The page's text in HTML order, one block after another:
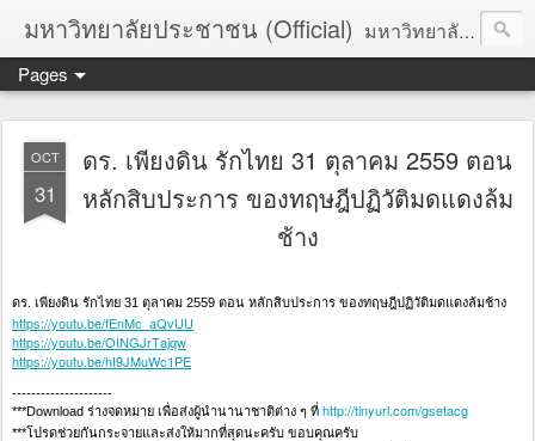
มหาวิทยาลัยประชาชน (Official) มหาวิทยาลัยประชาชน เพื่อการปฏิวัติประชาชนโดยสันติ Truths :: Peace :: Revolution :: Universal Human Rights :: Democracy (TPRUD)
Pages
OCT
31
ดร. เพียงดิน รักไทย 31 ตุลาคม 2559 ตอน
หลักสิบประการ ของทฤษฎีปฏิวัติมดแดงล้ม
ช้าง
ดร. เพียงดิน รักไทย 31 ตุลาคม 2559 ตอน หลักสิบประการ ของทฤษฎีปฏิวัติมดแดงล้มช้าง
https://youtu.be/fEnMc_aQvUU
https://youtu.be/OINGJrTajqw
https://youtu.be/hI9JMuWc1PE
---------------------
***Download ร่างจดหมาย เพื่อส่งผู้นำนานาชาติต่าง ๆ ที่ http://tinyurl.com/gsetacg
***โปรดช่วยกันกระจายและส่งให้มากที่สุดนะครับ ขอบคุณครับ